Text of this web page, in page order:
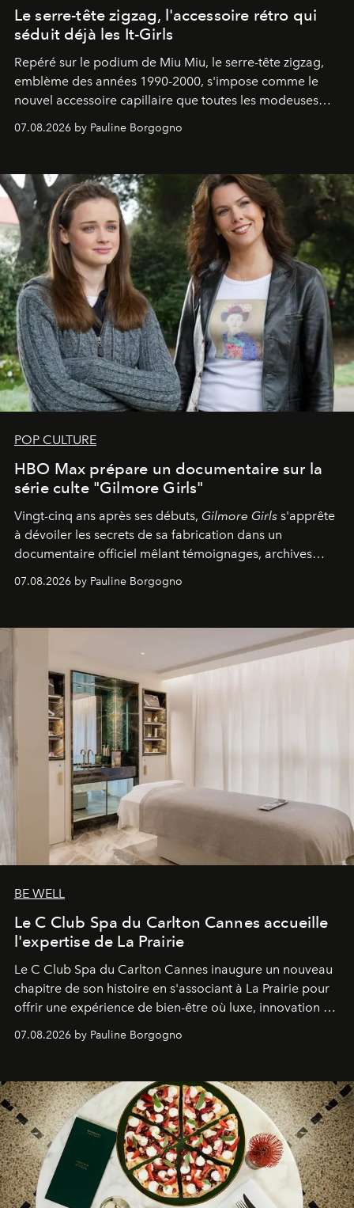
Le serre-tête zigzag, l'accessoire rétro qui
séduit déjà les It-Girls
Repéré sur le podium de Miu Miu, le serre-tête zigzag,
emblème des années 1990-2000, s'impose comme le
nouvel accessoire capillaire que toutes les modeuses
s'arrachent déjà.
07.08.2026 by Pauline Borgogno
POP CULTURE
HBO Max prépare un documentaire sur la
série culte "Gilmore Girls"
Vingt-cinq ans après ses débuts, Gilmore Girls s'apprête
à dévoiler les secrets de sa fabrication dans un
documentaire officiel mêlant témoignages, archives
inédites et plongée dans les coulisses d'un phénomène
générationnel.
07.08.2026 by Pauline Borgogno
BE WELL
Le C Club Spa du Carlton Cannes accueille
l'expertise de La Prairie
Le C Club Spa du Carlton Cannes inaugure un nouveau
chapitre de son histoire en s'associant à La Prairie pour
offrir une expérience de bien-être où luxe, innovation et
expertise se rencontrent.
07.08.2026 by Pauline Borgogno